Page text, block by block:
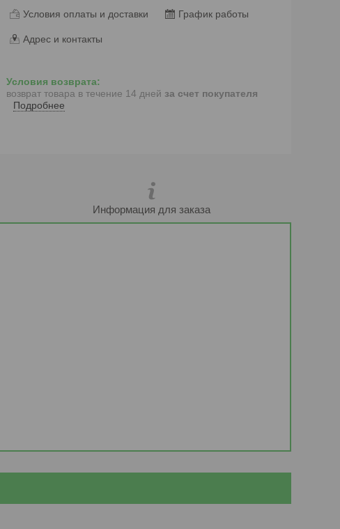
Условия оплаты и доставки График работы
Адрес и контакты
возврат товара в течение 14 дней за счет покупателя
Подробнее
Информация для заказа